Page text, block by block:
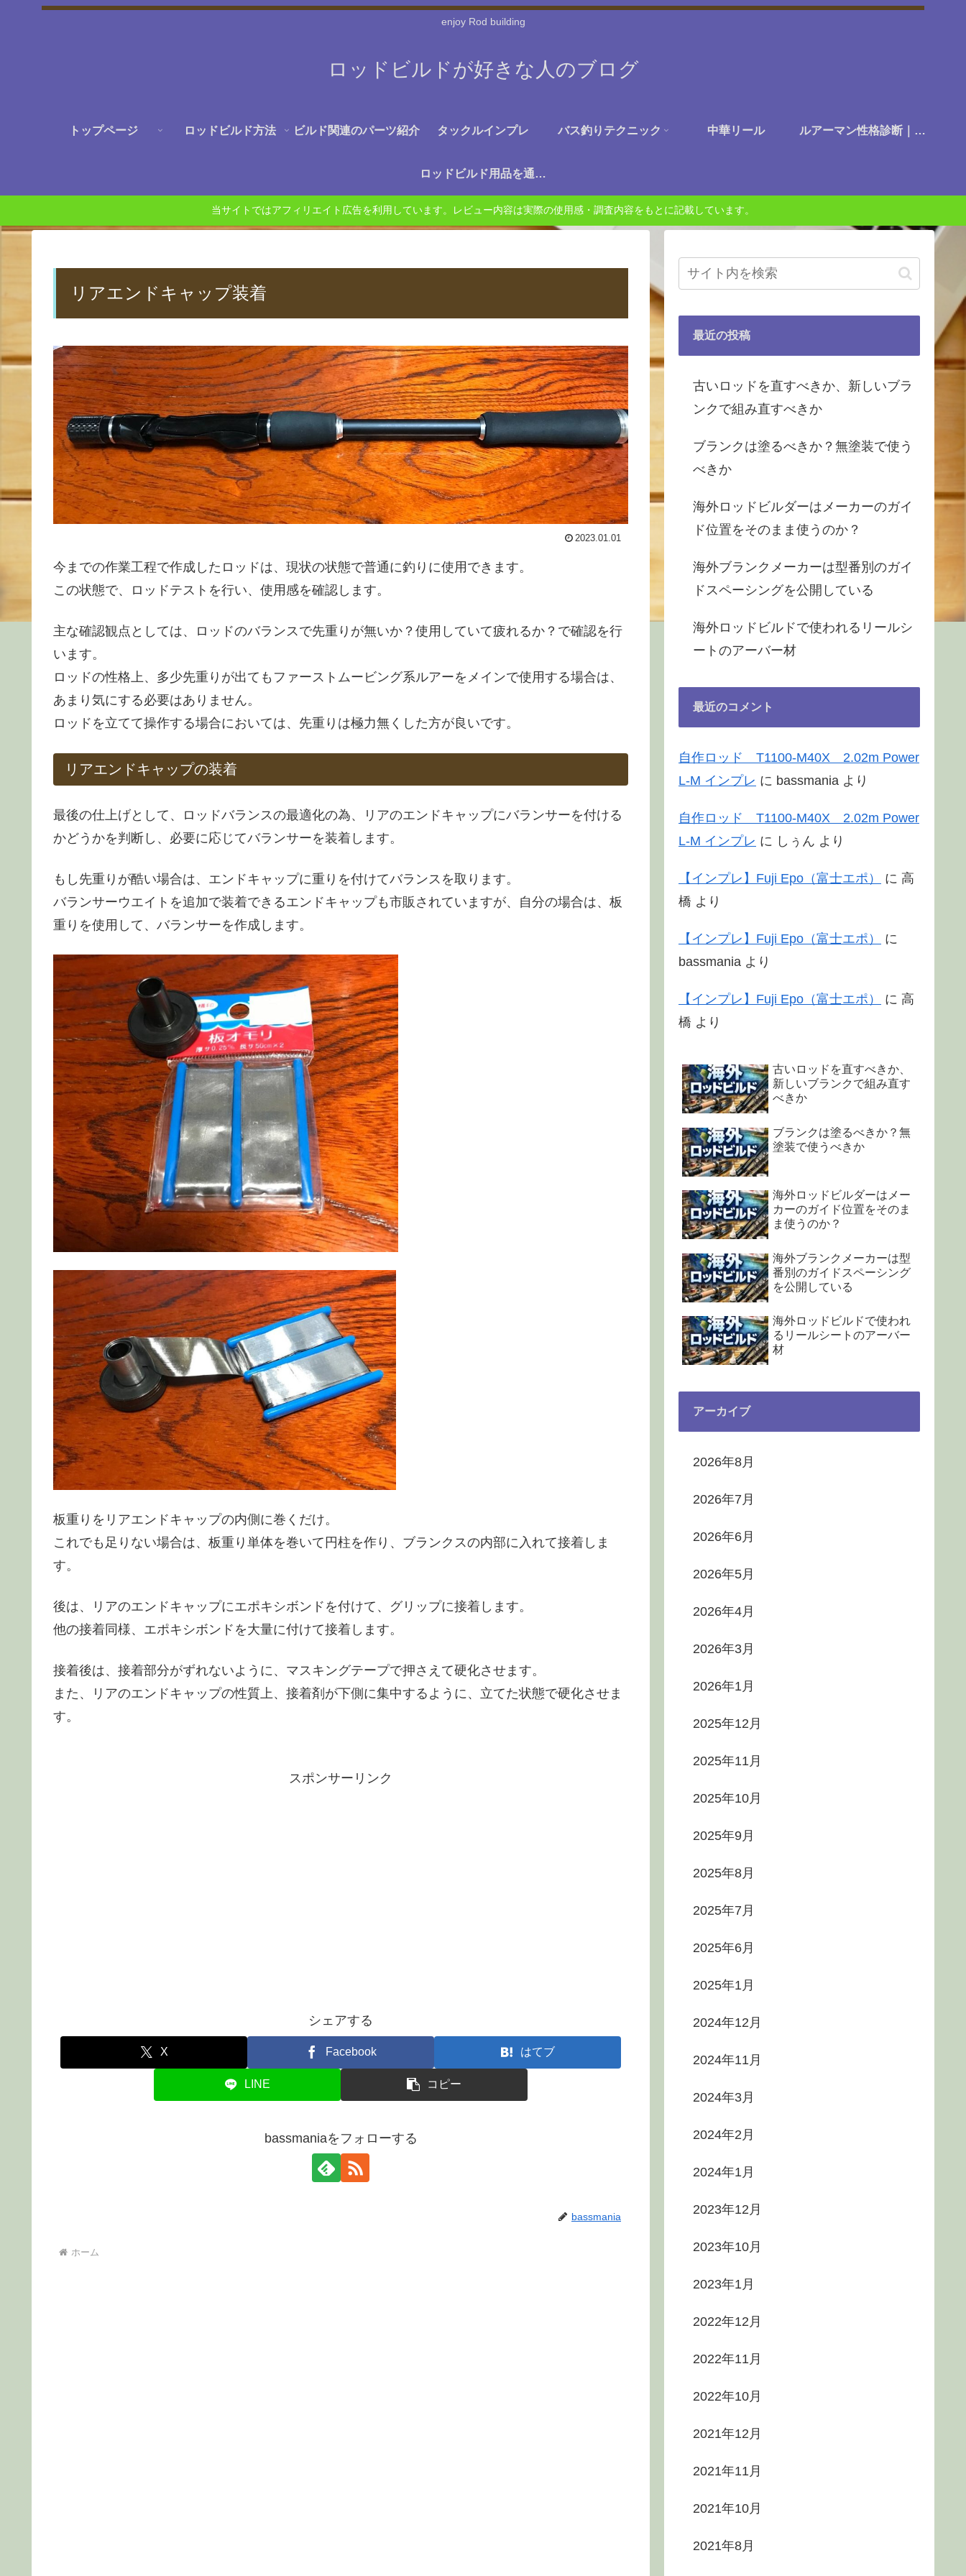
enjoy Rod building
ロッドビルドが好きな人のブログ
トップページ ロッドビルド方法 ビルド関連のパーツ紹介 タックルインプレ バス釣りテクニック 中華リール ルアーマン性格診断｜あなたは何に楽しさを感じる釣り人か？
ロッドビルド用品を通販で探す
当サイトではアフィリエイト広告を利用しています。レビュー内容は実際の使用感・調査内容をもとに記載しています。
リアエンドキャップ装着
2023.01.01
今までの作業工程で作成したロッドは、現状の状態で普通に釣りに使用できます。
この状態で、ロッドテストを行い、使用感を確認します。
主な確認観点としては、ロッドのバランスで先重りが無いか？使用していて疲れるか？で確認を行
います。
ロッドの性格上、多少先重りが出てもファーストムービング系ルアーをメインで使用する場合は、
あまり気にする必要はありません。
ロッドを立てて操作する場合においては、先重りは極力無くした方が良いです。
リアエンドキャップの装着
最後の仕上げとして、ロッドバランスの最適化の為、リアのエンドキャップにバランサーを付ける
かどうかを判断し、必要に応じてバランサーを装着します。
もし先重りが酷い場合は、エンドキャップに重りを付けてバランスを取ります。
バランサーウエイトを追加で装着できるエンドキャップも市販されていますが、自分の場合は、板
重りを使用して、バランサーを作成します。
板重りをリアエンドキャップの内側に巻くだけ。
これでも足りない場合は、板重り単体を巻いて円柱を作り、ブランクスの内部に入れて接着しま
す。
後は、リアのエンドキャップにエポキシボンドを付けて、グリップに接着します。
他の接着同様、エポキシボンドを大量に付けて接着します。
接着後は、接着部分がずれないように、マスキングテープで押さえて硬化させます。
また、リアのエンドキャップの性質上、接着剤が下側に集中するように、立てた状態で硬化させま
す。
スポンサーリンク
シェアする
X Facebook はてブ
LINE コピー
bassmaniaをフォローする
bassmania
ホーム
最近の投稿
古いロッドを直すべきか、新しいブラ
ンクで組み直すべきか
ブランクは塗るべきか？無塗装で使う
べきか
海外ロッドビルダーはメーカーのガイ
ド位置をそのまま使うのか？
海外ブランクメーカーは型番別のガイ
ドスペーシングを公開している
海外ロッドビルドで使われるリールシ
ートのアーバー材
最近のコメント
自作ロッド T1100-M40X 2.02m Power
L-M インプレ に bassmania より
自作ロッド T1100-M40X 2.02m Power
L-M インプレ に しぅん より
【インプレ】Fuji Epo（富士エポ） に 高
橋 より
【インプレ】Fuji Epo（富士エポ）
に
bassmania より
【インプレ】Fuji Epo（富士エポ） に 高
橋 より
古いロッドを直すべきか、
新しいブランクで組み直す
べきか
ブランクは塗るべきか？無
塗装で使うべきか
海外ロッドビルダーはメー
カーのガイド位置をそのま
ま使うのか？
海外ブランクメーカーは型
番別のガイドスペーシング
を公開している
海外ロッドビルドで使われ
るリールシートのアーバー
材
アーカイブ
2026年8月
2026年7月
2026年6月
2026年5月
2026年4月
2026年3月
2026年1月
2025年12月
2025年11月
2025年10月
2025年9月
2025年8月
2025年7月
2025年6月
2025年1月
2024年12月
2024年11月
2024年3月
2024年2月
2024年1月
2023年12月
2023年10月
2023年1月
2022年12月
2022年11月
2022年10月
2021年12月
2021年11月
2021年10月
2021年8月